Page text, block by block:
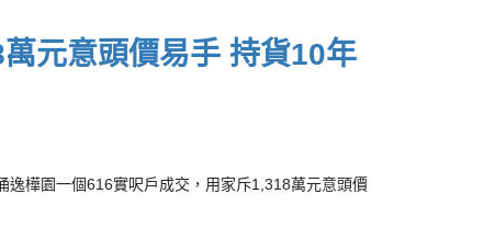
元意頭價易手 持貨10年
樺園一個616實呎戶成交，用家斥1,318萬元意頭價